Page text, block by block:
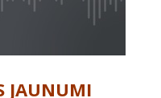
JAUNUMI